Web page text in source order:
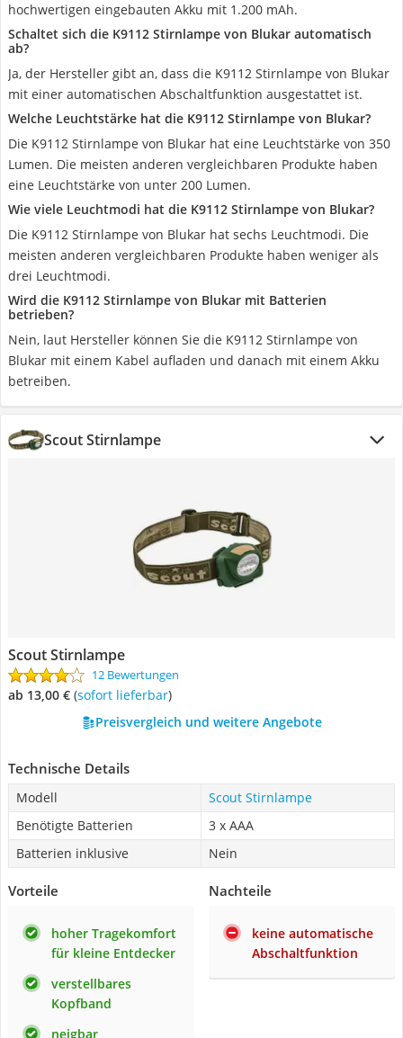
hochwertigen eingebauten Akku mit 1.200 mAh.
Schaltet sich die K9112 Stirnlampe von Blukar automatisch
ab?
Ja, der Hersteller gibt an, dass die K9112 Stirnlampe von Blukar
mit einer automatischen Abschaltfunktion ausgestattet ist.
Welche Leuchtstärke hat die K9112 Stirnlampe von Blukar?
Die K9112 Stirnlampe von Blukar hat eine Leuchtstärke von 350
Lumen. Die meisten anderen vergleichbaren Produkte haben
eine Leuchtstärke von unter 200 Lumen.
Wie viele Leuchtmodi hat die K9112 Stirnlampe von Blukar?
Die K9112 Stirnlampe von Blukar hat sechs Leuchtmodi. Die
meisten anderen vergleichbaren Produkte haben weniger als
drei Leuchtmodi.
Wird die K9112 Stirnlampe von Blukar mit Batterien
betrieben?
Nein, laut Hersteller können Sie die K9112 Stirnlampe von
Blukar mit einem Kabel aufladen und danach mit einem Akku
betreiben.
Scout Stirnlampe
Scout Stirnlampe
12 Bewertungen
ab 13,00 € ( Sofort lieferbar)
Preisvergleich und weitere Angebote
Technische Details
Modell
Scout Stirnlampe
Benötigte Batterien
3 x AAA
Batterien inklusive
Nein
Vorteile
hoher Tragekomfort
für kleine Entdecker
verstellbares
Kopfband
neigbar
Nachteile
keine automatische
Abschaltfunktion